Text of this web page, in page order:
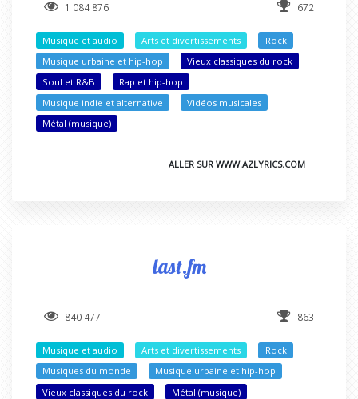
1 084 876 672
Musique et audio Arts et divertissements
Rock
Musique urbaine et hip-hop
Vieux classiques du rock
Soul et R&B
Rap et hip-hop
Musique indie et alternative
Vidéos musicales
Métal (musique)
ALLER SUR WWW.AZLYRICS.COM
last.fm
840 477 863
Musique et audio Arts et divertissements
Rock
Musiques du monde
Musique urbaine et hip-hop
Vieux classiques du rock
Métal (musique)